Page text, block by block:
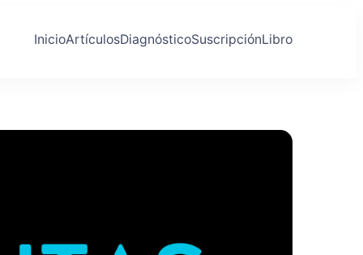
InicioArtículosDiagnósticoSuscripciónLibro